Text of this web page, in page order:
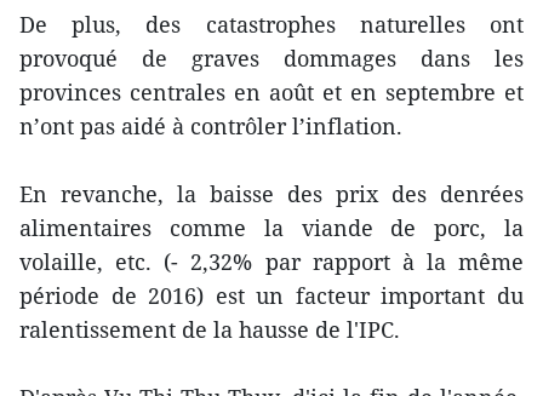
De plus, des catastrophes naturelles ont
provoqué de graves dommages dans les
provinces centrales en août et en septembre et
n’ont pas aidé à contrôler l’inflation.
En revanche, la baisse des prix des denrées
alimentaires comme la viande de porc, la
volaille, etc. (- 2,32% par rapport à la même
période de 2016) est un facteur important du
ralentissement de la hausse de l'IPC.